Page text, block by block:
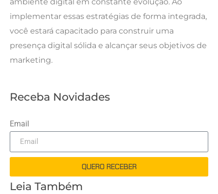
implementar essas estratégias de forma integrada,
você estará capacitado para construir uma
presença digital sólida e alcançar seus objetivos de
marketing.
Receba Novidades
Email
QUERO RECEBER
Leia Também